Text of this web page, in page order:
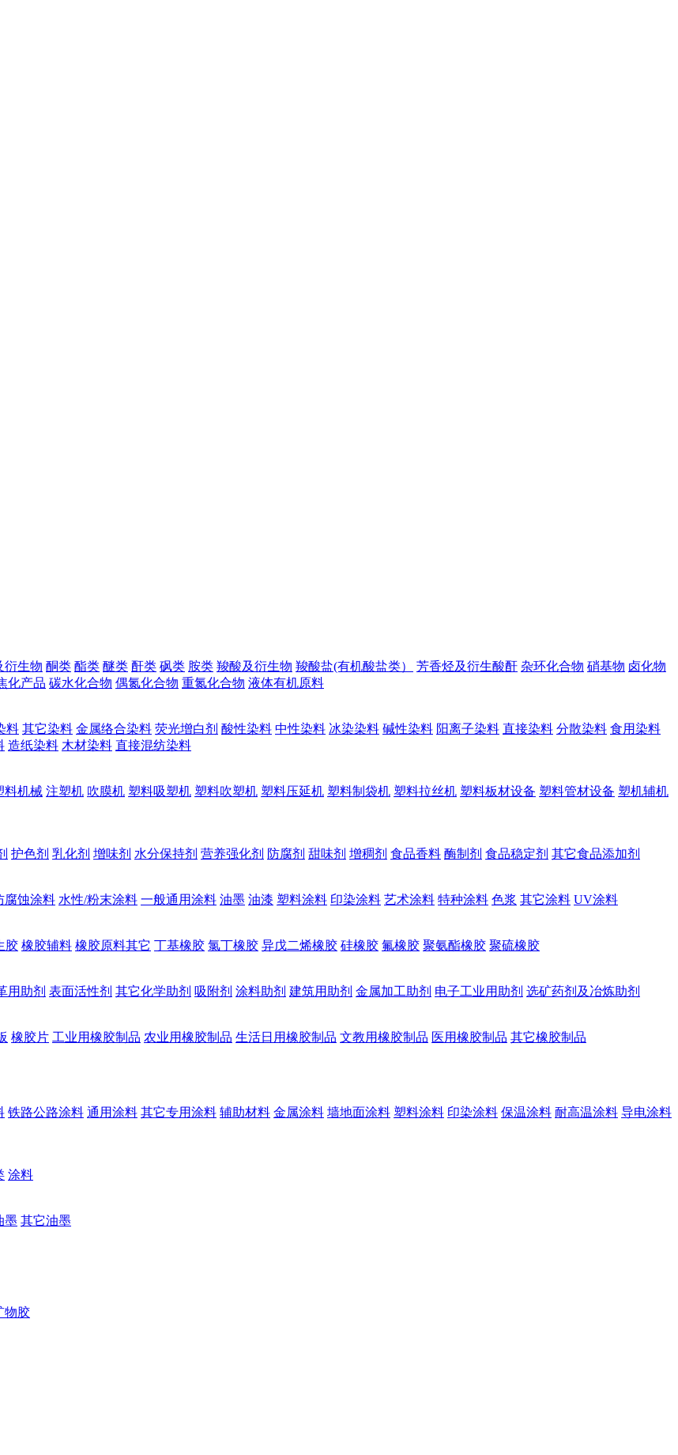
衍生物 酮类 酯类 醚类 酐类 砜类 胺类 羧酸及衍生物 羧酸盐(有机酸盐类） 芳香烃及衍生酸酐 杂环化合物 硝基物 卤化物
化产品 碳水化合物 偶氮化合物 重氮化合物 液体有机原料
料 其它染料 金属络合染料 荧光增白剂 酸性染料 中性染料 冰染染料 碱性染料 阳离子染料 直接染料 分散染料 食用染料
造纸染料 木材染料 直接混纺染料
料机械 注塑机 吹膜机 塑料吸塑机 塑料吹塑机 塑料压延机 塑料制袋机 塑料拉丝机 塑料板材设备 塑料管材设备 塑机辅机
护色剂 乳化剂 增味剂 水分保持剂 营养强化剂 防腐剂 甜味剂 增稠剂 食品香料 酶制剂 食品稳定剂 其它食品添加剂
腐蚀涂料 水性/粉末涂料 一般通用涂料 油墨 油漆 塑料涂料 印染涂料 艺术涂料 特种涂料 色浆 其它涂料 UV涂料
胶 橡胶辅料 橡胶原料其它 丁基橡胶 氯丁橡胶 异戊二烯橡胶 硅橡胶 氟橡胶 聚氨酯橡胶 聚硫橡胶
用助剂 表面活性剂 其它化学助剂 吸附剂 涂料助剂 建筑用助剂 金属加工助剂 电子工业用助剂 选矿药剂及冶炼助剂
橡胶片 工业用橡胶制品 农业用橡胶制品 生活日用橡胶制品 文教用橡胶制品 医用橡胶制品 其它橡胶制品
铁路公路涂料 通用涂料 其它专用涂料 辅助材料 金属涂料 墙地面涂料 塑料涂料 印染涂料 保温涂料 耐高温涂料 导电涂料
涂料
墨 其它油墨
物胶